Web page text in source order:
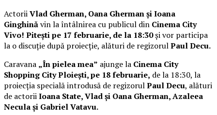
ActoriiVlad Gherman, Oana Gherman și Ioana
Ginghinăvin la întâlnirea cu publicul din Cinema City
Vivo! Pitești pe 17 februarie, de la 18:30și vor participa
la o discuție după proiecție, alături de regizorulPaul Decu.
Caravana „În pielea mea” ajunge la Cinema City
Shopping City Ploiești, pe 18 februarie, de la 18:30, la
proiecția specială introdusă de regizorulPaul Decu, alături
de actoriiIoana State, Vlad și Oana Gherman, Azaleea
Necula și Gabriel Vatavu.